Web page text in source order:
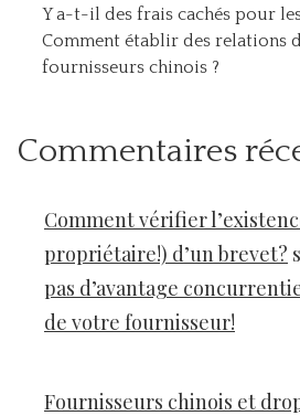
Y a-t-il des frais cachés pour
Comment établir des relations
fournisseurs chinois ?
Commentaires
Comment vérifier
propriétaire!) d’un brevet?
pas d’avantage
de votre fournisseur!
Fournisseurs chinois et